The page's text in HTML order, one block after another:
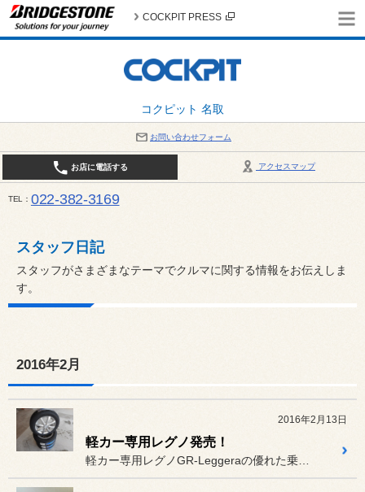
コクピット 名取
COCKPIT PRESS
お問い合わせフォーム
アクセスマップ
お店に電話する
TEL 022-382-3169
スタッフ日記
スタッフがさまざまなテーマでクルマに関する情報をお伝えしま
す。
2016年2月
2016年2月13日
軽カー専用レグノ発売！